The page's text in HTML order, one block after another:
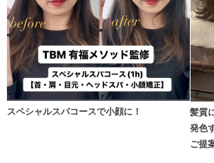
スペシャルスパコースで小顔に！
髪質
発色
ご提